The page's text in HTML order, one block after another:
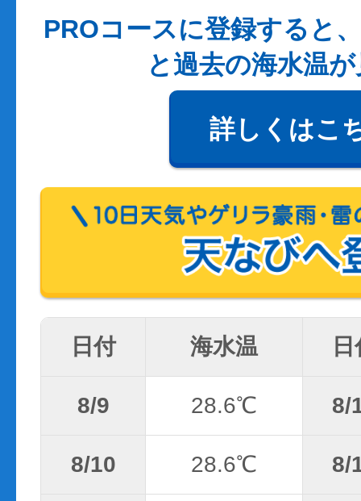
PROコースに登録すると
と過去の海水温
詳しくはこ
日付 海水温
8/9 28.6℃ 8/
8/10 28.6℃ 8/